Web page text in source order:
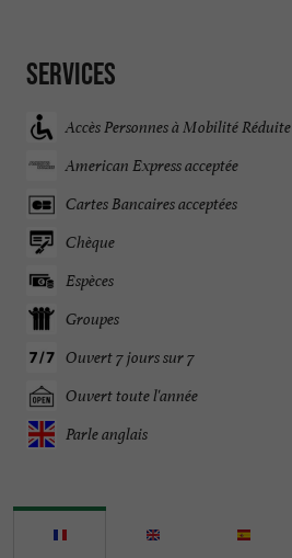
Services
Accès Personnes à Mobilité Réduite
American Express acceptée
Cartes Bancaires acceptées
Chèque
Espèces
Groupes
Ouvert 7 jours sur 7
Ouvert toute l'année
Parle anglais